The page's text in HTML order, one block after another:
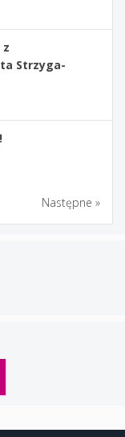
z
Strzyga-
Następne »